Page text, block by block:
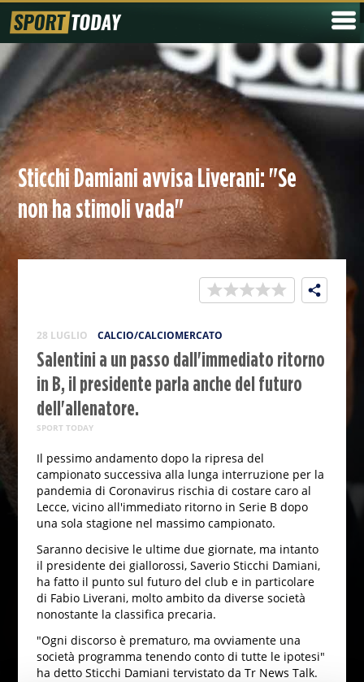
Sticchi Damiani avvisa Liverani: "Se
non ha stimoli vada"
28 LUGLIO CALCIO/CALCIOMERCATO
Salentini a un passo dall'immediato ritorno
in B, il presidente parla anche del futuro
dell'allenatore.
SPORT TODAY
Il pessimo andamento dopo la ripresa del
campionato successiva alla lunga interruzione per la
pandemia di Coronavirus rischia di costare caro al
Lecce, vicino all'immediato ritorno in Serie B dopo
una sola stagione nel massimo campionato.
Saranno decisive le ultime due giornate, ma intanto
il presidente dei giallorossi, Saverio Sticchi Damiani,
ha fatto il punto sul futuro del club e in particolare
di Fabio Liverani, molto ambito da diverse società
nonostante la classifica precaria.
"Ogni discorso è prematuro, ma ovviamente una
società programma tenendo conto di tutte le ipotesi"
ha detto Sticchi Damiani tervistato da Tr News Talk.